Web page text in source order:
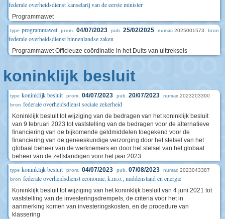
federale overheidsdienst kanselarij van de eerste minister
Programmawet
type programmawet prom. 04/07/2023 pub. 25/02/2025 numac 2025001573 bron
federale overheidsdienst binnenlandse zaken
Programmawet Officieuze coördinatie in het Duits van uittreksels
koninklijk besluit
type koninklijk besluit prom. 04/07/2023 pub. 20/07/2023 numac 2023203390
bron federale overheidsdienst sociale zekerheid
Koninklijk besluit tot wijziging van de bedragen van het koninklijk besluit
van 9 februari 2023 tot vaststelling van de bedragen voor de alternatieve
financiering van de bijkomende geldmiddelen toegekend voor de
financiering van de geneeskundige verzorging door het stelsel van het
globaal beheer van de werknemers en door het stelsel van het globaal
beheer van de zelfstandigen voor het jaar 2023
type koninklijk besluit prom. 04/07/2023 pub. 07/08/2023 numac 2023043387
bron federale overheidsdienst economie, k.m.o., middenstand en energie
Koninklijk besluit tot wijziging van het koninklijk besluit van 4 juni 2021 tot
vaststelling van de investeringsdrempels, de criteria voor het in
aanmerking komen van investeringskosten, en de procedure van
klassering